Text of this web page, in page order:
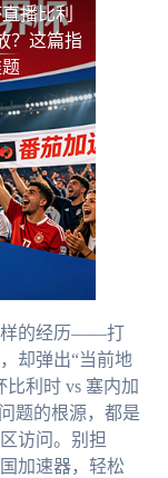
播比利
？这篇指
样的经历——打
却弹出“当前地
利时 vs 塞内加
题的根源，都是
访问。别担
加速器，轻松